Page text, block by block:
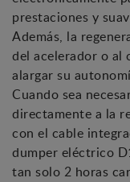
prestaciones y
Además, la
del acelerador o al
alargar su
Cuando sea
directamente a la
con el cable
dumper eléctrico
tan solo 2 horas